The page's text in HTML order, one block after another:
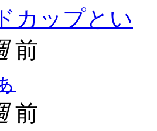
カップとい
前
前